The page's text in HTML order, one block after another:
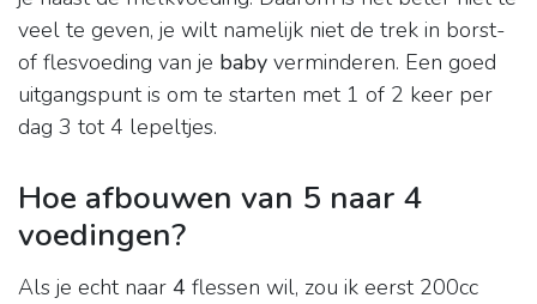
veel te geven, je wilt namelijk niet de trek in borst-
of flesvoeding van je baby verminderen. Een goed
uitgangspunt is om te starten met 1 of 2 keer per
dag 3 tot 4 lepeltjes.
Hoe afbouwen van 5 naar 4
voedingen?
Als je echt naar 4 flessen wil, zou ik eerst 200cc